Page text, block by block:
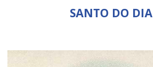
SANTO DO DIA